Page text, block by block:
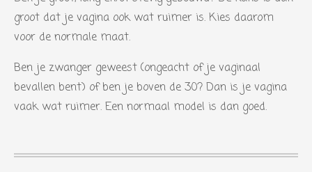
groot dat je vagina ook wat ruimer is. Kies daarom
voor de normale maat.
Ben je zwanger geweest (ongeacht of je vaginaal
bevallen bent) of ben je boven de 30? Dan is je vagina
vaak wat ruimer. Een normaal model is dan goed.